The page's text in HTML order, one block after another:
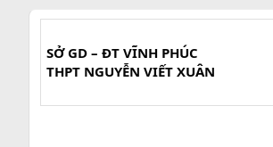
c
i
ả
e
t
i
g
SỞ GD – ĐT VĨNH PHÚC
THPT NGUYỄN VIẾT XUÂN